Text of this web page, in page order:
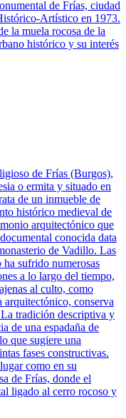
de Frías, ciudad
Artístico en 1973.
la muela rocosa de la
histórico y su interés
de Frías (Burgos),
o ermita y situado en
de un inmueble de
histórico medieval de
arquitectónico que
conocida data
de Vadillo. Las
sufrido numerosas
a lo largo del tiempo,
al culto, como
arquitectónico, conserva
tradición descriptiva y
de una espadaña de
que sugiere una
fases constructivas.
como en su
de Frías, donde el
ligado al cerro rocoso y